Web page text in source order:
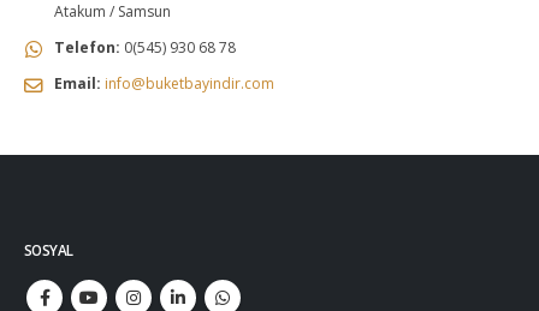
Atakum / Samsun
Telefon: 0(545) 930 68 78
Email: info@buketbayindir.com
SOSYAL